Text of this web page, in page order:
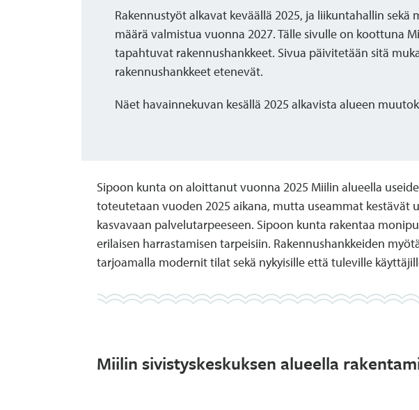
Rakennustyöt alkavat keväällä 2025, ja liikuntahallin sekä
määrä valmistua vuonna 2027. Tälle sivulle on koottuna
tapahtuvat rakennushankkeet. Sivua päivitetään sitä
rakennushankkeet etenevät.
Näet havainnekuvan kesällä 2025 alkavista alueen
Sipoon kunta on aloittanut vuonna 2025 Miilin alueella
toteutetaan vuoden 2025 aikana, mutta useammat kestävät
kasvavaan palvelutarpeeseen. Sipoon kunta rakentaa
erilaisen harrastamisen tarpeisiin. Rakennushankkeiden
tarjoamalla modernit tilat sekä nykyisille että tuleville
Miilin sivistyskeskuksen alueella